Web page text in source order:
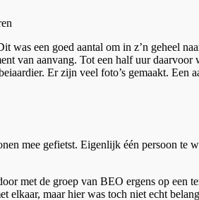
Zuidertoren
was een goed aantal om in z’n geheel
van aanvang. Tot een half uur
Er zijn veel foto’s gemaakt. Een
mee gefietst. Eigenlijk één persoon te
met de groep van BEO ergens op een
elkaar, maar hier was toch niet echt